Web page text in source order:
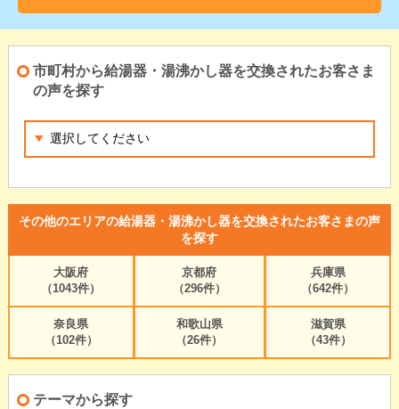
市町村から給湯器・湯沸かし器を交換されたお客さま
の声を探す
その他のエリアの給湯器・湯沸かし器を交換されたお客さまの声
を探す
大阪府
（1043件）
京都府
（296件）
兵庫県
（642件）
奈良県
（102件）
和歌山県
（26件）
滋賀県
（43件）
テーマから探す